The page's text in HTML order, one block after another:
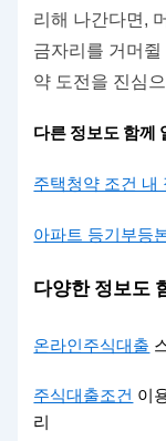
리해 나간다면,
금자리를 거머
약 도전을 진심
다른 정보도 함께
주택청약 조건 내
아파트 등기부등
다양한 정보도
온라인주식대출
주식대출조건 이
리